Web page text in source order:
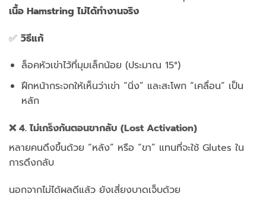
เนื้อ Hamstring ไม่ได้ทำงานจริง
✅ วิธีแก้
ล็อคหัวเข่าไว้ที่มุมเล็กน้อย (ประมาณ 15°)
ฝึกหน้ากระจกให้เห็นว่าเข่า “นิ่ง” และสะโพก “เคลื่อน” เป็น
หลัก
❌ 4. ไม่เกร็งก้นตอนขากลับ (Lost Activation)
หลายคนดึงขึ้นด้วย “หลัง” หรือ “ขา” แทนที่จะใช้ Glutes ใน
การดึงกลับ
นอกจากไม่ได้ผลดีแล้ว ยังเสี่ยงบาดเจ็บด้วย